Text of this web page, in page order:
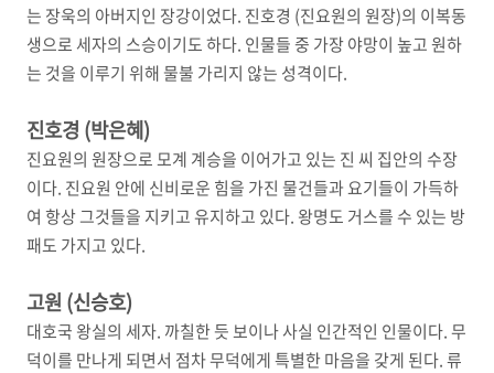
는 장욱의 아버지인 장강이었다. 진호경 (진요원의 원장)의 이복동
생으로 세자의 스승이기도 하다. 인물들 중 가장 야망이 높고 원하
는 것을 이루기 위해 물불 가리지 않는 성격이다.
진호경 (박은혜)
진요원의 원장으로 모계 계승을 이어가고 있는 진 씨 집안의 수장
이다. 진요원 안에 신비로운 힘을 가진 물건들과 요기들이 가득하
여 항상 그것들을 지키고 유지하고 있다. 왕명도 거스를 수 있는 방
패도 가지고 있다.
고원 (신승호)
대호국 왕실의 세자. 까칠한 듯 보이나 사실 인간적인 인물이다. 무
덕이를 만나게 되면서 점차 무덕에게 특별한 마음을 갖게 된다. 류